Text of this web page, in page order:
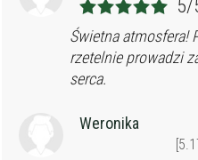
5/
Świetna atmosfera!
rzetelnie prowadzi
serca.
Weronika